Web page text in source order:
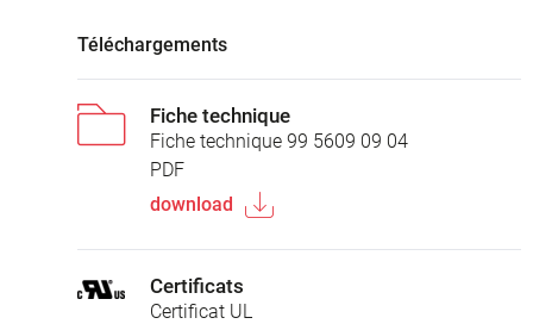
Téléchargements
Fiche technique
Fiche technique 99 5609 09 04
PDF
download
Certificats
Certificat UL